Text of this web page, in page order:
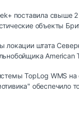
поставила свыше
объекты
локации штата
American
TopLog WMS на
обеспечило